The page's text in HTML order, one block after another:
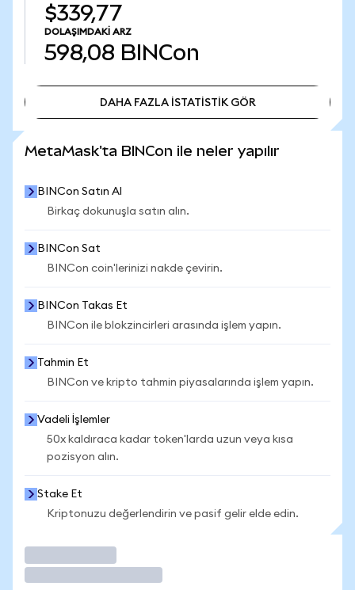
$339,77
DOLAŞIMDAKI ARZ
598,08 BINCon
DAHA FAZLA İSTATİSTİK GÖR
MetaMask'ta BINCon ile neler yapılır
BINCon Satın Al
Birkaç dokunuşla satın alın.
BINCon Sat
BINCon coin'lerinizi nakde çevirin.
BINCon Takas Et
BINCon ile blokzincirleri arasında işlem yapın.
Tahmin Et
BINCon ve kripto tahmin piyasalarında işlem yapın.
Vadeli İşlemler
50x kaldıraca kadar token'larda uzun veya kısa
pozisyon alın.
Stake Et
Kriptonuzu değerlendirin ve pasif gelir elde edin.